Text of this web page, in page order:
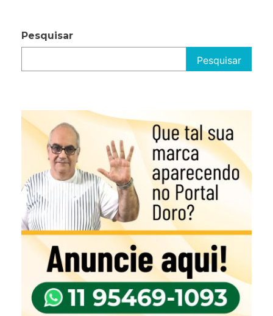
Pesquisar
Pesquisar